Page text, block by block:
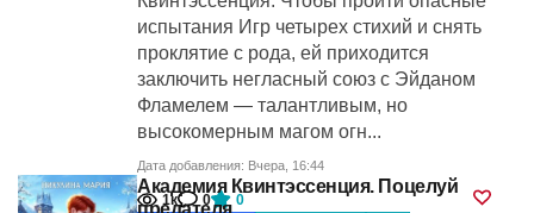
испытания Игр четырех стихий и снять
проклятие с рода, ей приходится
заключить негласный союз с Эйданом
Фламелем — талантливым, но
высокомерным магом огн...
Дата добавления: Вчера, 16:44
1к 0 0
Академия Квинтэссенция. Поцелуй
предателя